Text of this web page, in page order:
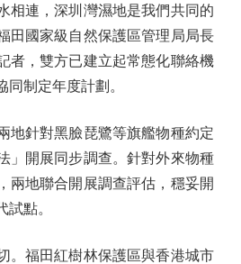
連，深圳灣濕地是我們共同的
田國家級自然保護區管理局局長
者，雙方已建立起常態化聯絡機
制定年度計劃。
針對黑臉琵鷺等旗艦物種約定
」開展同步調查。針對外來物種
兩地聯合開展調查評估，穩妥開
試點。
福田紅樹林保護區與香港城市